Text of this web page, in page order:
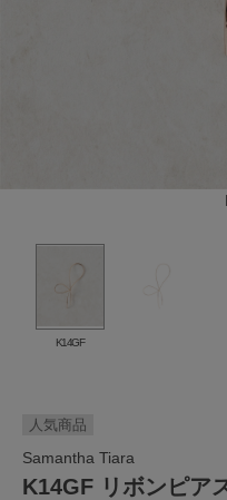
K14GF
Samantha Tiara
K14GF リボンピア
人気商品